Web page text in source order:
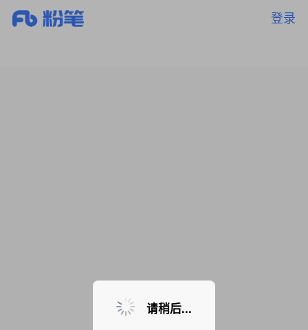
登录
暂无课程，敬请期待
请稍后...